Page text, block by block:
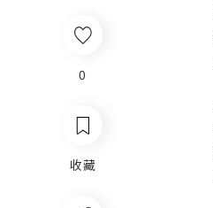
0
收藏